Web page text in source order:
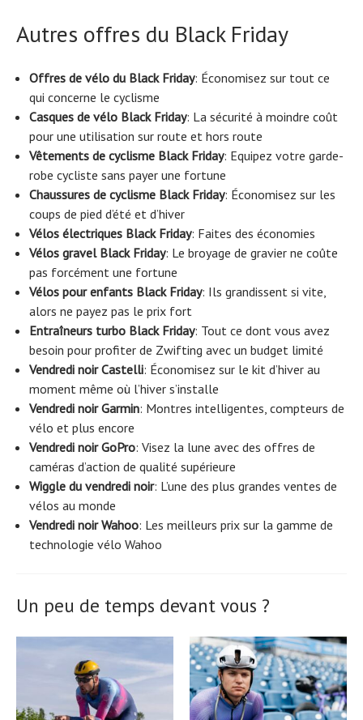
Autres offres du Black Friday
Offres de vélo du Black Friday: Économisez sur tout ce
qui concerne le cyclisme
Casques de vélo Black Friday: La sécurité à moindre coût
pour une utilisation sur route et hors route
Vêtements de cyclisme Black Friday: Equipez votre garde-
robe cycliste sans payer une fortune
Chaussures de cyclisme Black Friday: Économisez sur les
coups de pied d’été et d’hiver
Vélos électriques Black Friday: Faites des économies
Vélos gravel Black Friday: Le broyage de gravier ne coûte
pas forcément une fortune
Vélos pour enfants Black Friday: Ils grandissent si vite,
alors ne payez pas le prix fort
Entraîneurs turbo Black Friday: Tout ce dont vous avez
besoin pour profiter de Zwifting avec un budget limité
Vendredi noir Castelli: Économisez sur le kit d’hiver au
moment même où l’hiver s’installe
Vendredi noir Garmin: Montres intelligentes, compteurs de
vélo et plus encore
Vendredi noir GoPro: Visez la lune avec des offres de
caméras d’action de qualité supérieure
Wiggle du vendredi noir: L’une des plus grandes ventes de
vélos au monde
Vendredi noir Wahoo: Les meilleurs prix sur la gamme de
technologie vélo Wahoo
Un peu de temps devant vous ?